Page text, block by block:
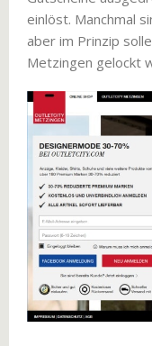
einlöst. Manchmal
aber im Prinzip
Metzingen gelockt